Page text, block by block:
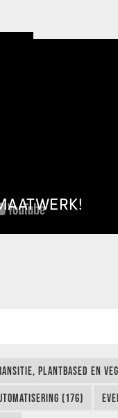
PLANTBASED EN
(176)